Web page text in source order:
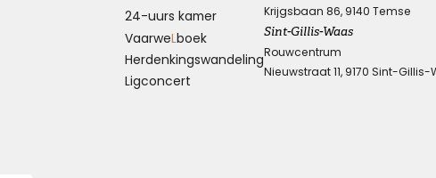
24-uurs kamer
VaarweLboek
Herdenkings­wandeling
Ligconcert
Krijgsbaan 86, 9140 Temse
Sint-Gillis-Waas
Rouwcentrum
Nieuwstraat 11, 9170 Sint-Gillis-